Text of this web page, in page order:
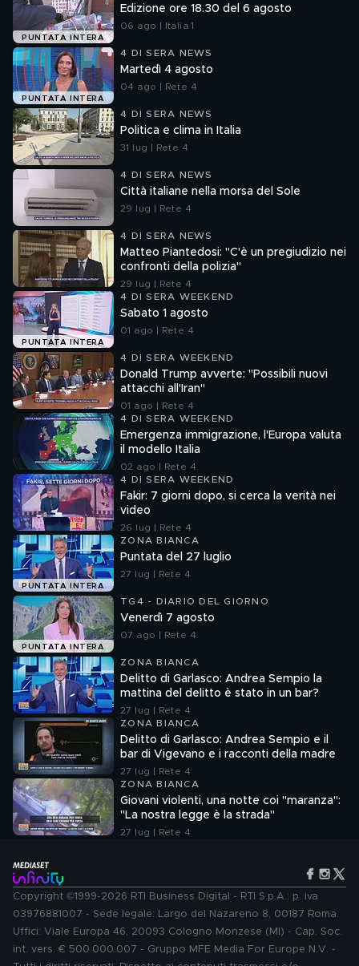
PUNTATA INTERA
Edizione ore 18.30 del 6 agosto
06 ago | Italia 1
PUNTATA INTERA
4 DI SERA NEWS
Martedì 4 agosto
04 ago | Rete 4
4 DI SERA NEWS
Politica e clima in Italia
31 lug | Rete 4
4 DI SERA NEWS
Città italiane nella morsa del Sole
29 lug | Rete 4
4 DI SERA NEWS
Matteo Piantedosi: "C'è un pregiudizio nei
confronti della polizia"
29 lug | Rete 4
PUNTATA INTERA
4 DI SERA WEEKEND
Sabato 1 agosto
01 ago | Rete 4
4 DI SERA WEEKEND
Donald Trump avverte: "Possibili nuovi
attacchi all'Iran"
01 ago | Rete 4
4 DI SERA WEEKEND
Emergenza immigrazione, l'Europa valuta
il modello Italia
02 ago | Rete 4
4 DI SERA WEEKEND
Fakir: 7 giorni dopo, si cerca la verità nei
video
26 lug | Rete 4
PUNTATA INTERA
ZONA BIANCA
Puntata del 27 luglio
27 lug | Rete 4
PUNTATA INTERA
TG4 - DIARIO DEL GIORNO
Venerdì 7 agosto
07 ago | Rete 4
ZONA BIANCA
Delitto di Garlasco: Andrea Sempio la
mattina del delitto è stato in un bar?
27 lug | Rete 4
ZONA BIANCA
Delitto di Garlasco: Andrea Sempio e il
bar di Vigevano e i racconti della madre
27 lug | Rete 4
ZONA BIANCA
Giovani violenti, una notte coi "maranza":
"La nostra legge è la strada"
27 lug | Rete 4
Copyright ©1999-2026 RTI Business Digital - RTI S.p.A.: p. iva
03976881007 - Sede legale: Largo del Nazareno 8, 00187 Roma.
Uffici: Viale Europa 46, 20093 Cologno Monzese (MI) - Cap. Soc.
int. vers. € 500.000.007 - Gruppo MFE Media For Europe N.V. -